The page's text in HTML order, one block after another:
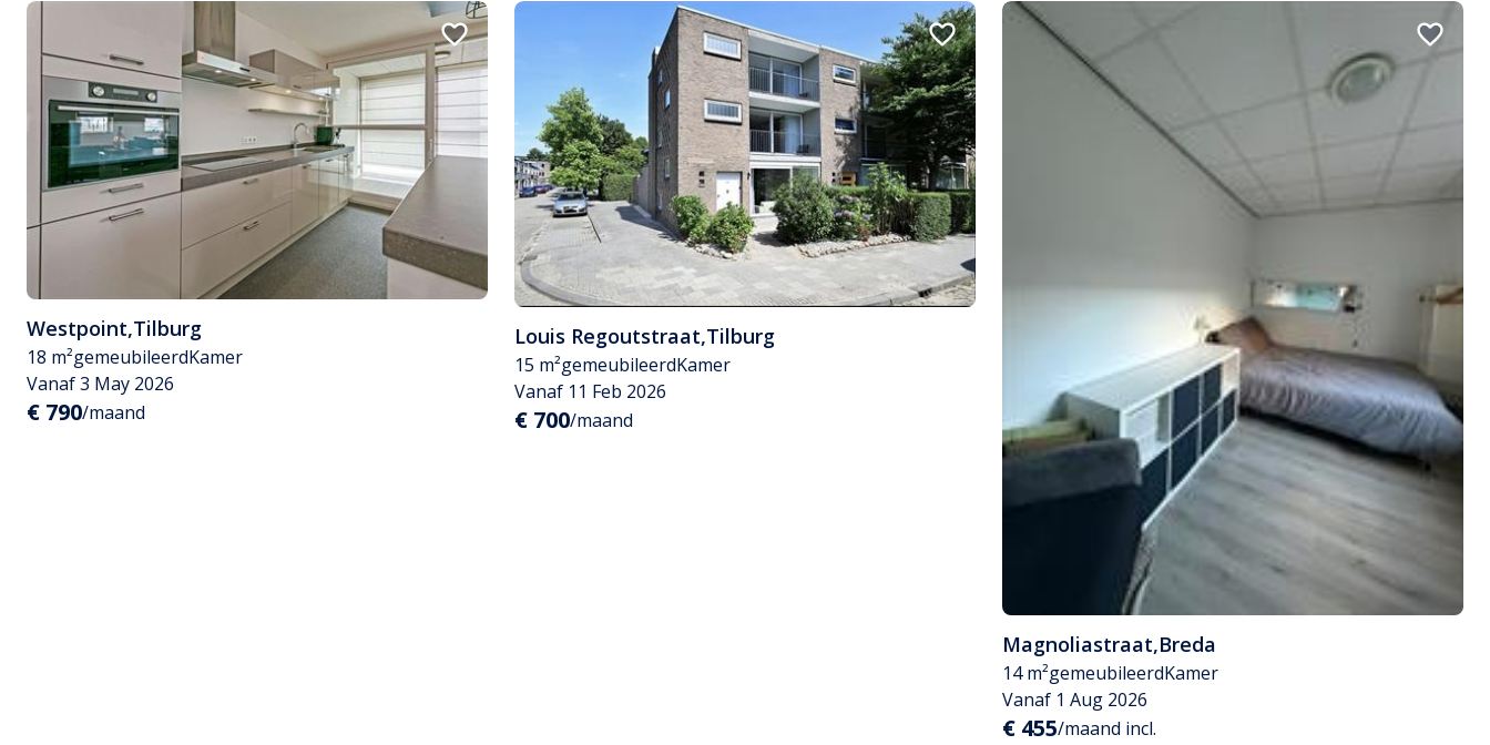
Westpoint,Tilburg
18 m²gemeubileerdKamer
Vanaf 3 May 2026
€ 790/maand
Louis Regoutstraat,Tilburg
15 m²gemeubileerdKamer
Vanaf 11 Feb 2026
€ 700/maand
Magnoliastraat,Breda
14 m²gemeubileerdKamer
Vanaf 1 Aug 2026
€ 455/maand incl.